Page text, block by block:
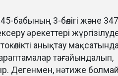
бабының 3-бөлігі және
әрекеттері
анықтау
тағайындалып,
Дегенмен, нәтиже болмай